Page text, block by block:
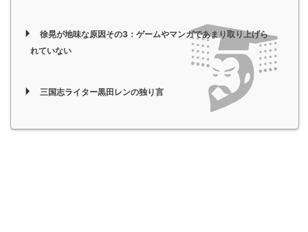
徐晃が地味な原因その3：ゲームやマンガであまり取り上げら
れていない
三国志ライター黒田レンの独り言